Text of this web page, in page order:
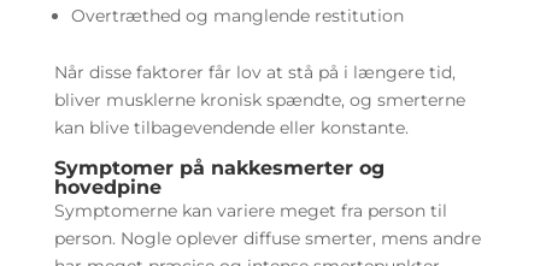
Overtræthed og manglende restitution
Når disse faktorer får lov at stå på i længere tid,
bliver musklerne kronisk spændte, og smerterne
kan blive tilbagevendende eller konstante.
Symptomer på nakkesmerter og
hovedpine
Symptomerne kan variere meget fra person til
person. Nogle oplever diffuse smerter, mens andre